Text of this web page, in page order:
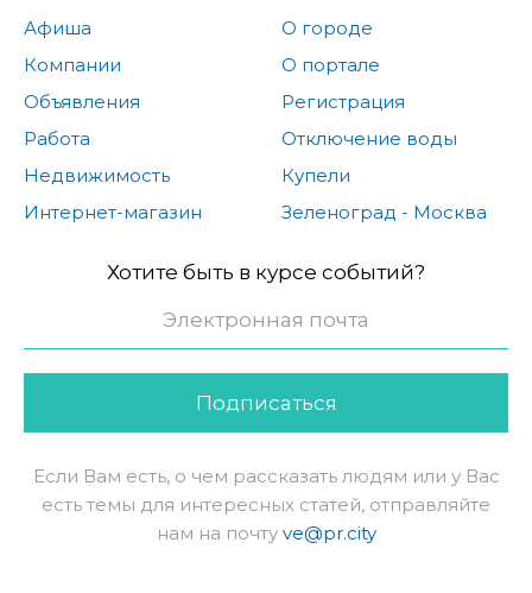
Афиша
Компании
Объявления
Работа
Недвижимость
Интернет-магазин
О городе
О портале
Регистрация
Отключение воды
Купели
Зеленоград - Москва
Хотите быть в курсе событий?
Подписаться
Если Вам есть, о чем рассказать людям или у Вас
есть темы для интересных статей, отправляйте
нам на почту ve@pr.city